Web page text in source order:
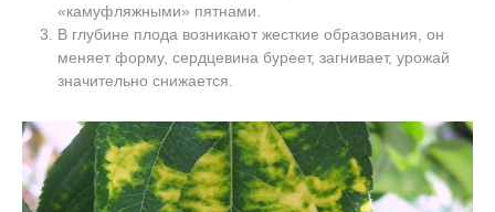
«камуфляжными» пятнами.
В глубине плода возникают жесткие образования, он
меняет форму, сердцевина буреет, загнивает, урожай
значительно снижается.